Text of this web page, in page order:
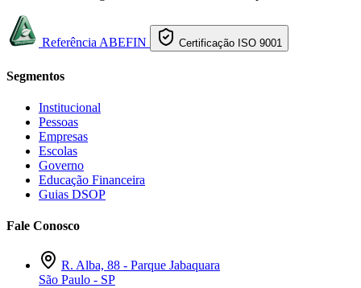
Referência ABEFIN Certificação ISO 9001
Segmentos
Institucional
Pessoas
Empresas
Escolas
Governo
Educação Financeira
Guias DSOP
Fale Conosco
R. Alba, 88 - Parque Jabaquara
São Paulo - SP